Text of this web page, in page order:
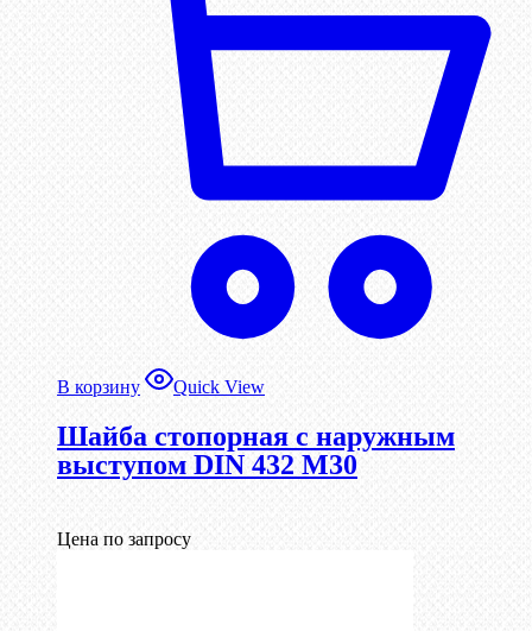
В корзину Quick View
Шайба стопорная с наружным
выступом DIN 432 М30
Цена по запросу